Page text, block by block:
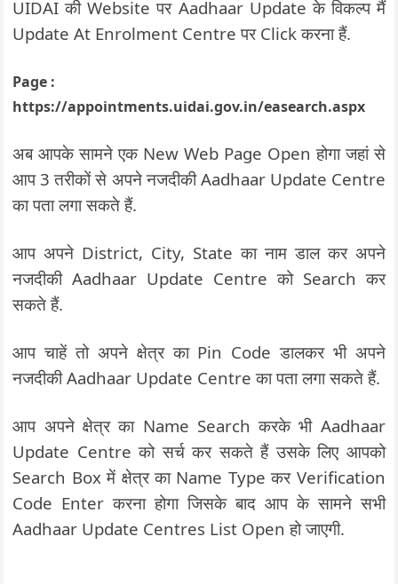
UIDAI की Website पर Aadhaar Update के विकल्प मैं
Update At Enrolment Centre पर Click करना हैं.
Page :
https://appointments.uidai.gov.in/easearch.aspx
अब आपके सामने एक New Web Page Open होगा जहां से
आप 3 तरीकों से अपने नजदीकी Aadhaar Update Centre
का पता लगा सकते हैं.
आप अपने District, City, State का नाम डाल कर अपने
नजदीकी Aadhaar Update Centre को Search कर
सकते हैं.
आप चाहें तो अपने क्षेत्र का Pin Code डालकर भी अपने
नजदीकी Aadhaar Update Centre का पता लगा सकते हैं.
आप अपने क्षेत्र का Name Search करके भी Aadhaar
Update Centreको सर्च कर सकते हैं उसके लिए आपको
Search Box में क्षेत्र का Name Type कर Verification
Code Enter करना होगा जिसके बाद आप के सामने सभी
Aadhaar Update Centres List Open हो जाएगी.